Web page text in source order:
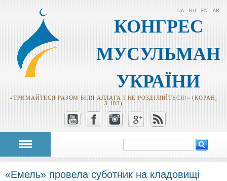
КОНГРЕС
МУСУЛЬМАН
УКРАЇНИ
«ТРИМАЙТЕСЯ РАЗОМ БІЛЯ АЛЛАГА І НЕ РОЗДІЛЯЙТЕСЯ!» (КОРАН,
3:103)
UA RU EN AR
Пошукова
форма
«Емель» провела суботник на кладовищі